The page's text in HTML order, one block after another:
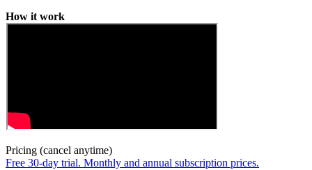
How it work
Pricing (cancel anytime)
Free 30-day trial. Monthly and annual subscription prices.